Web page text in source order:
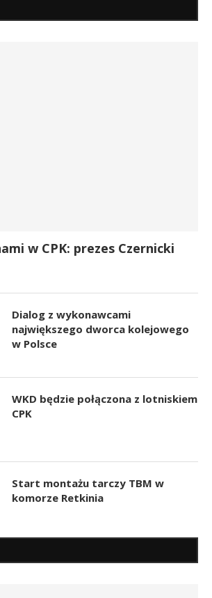
w CPK: prezes Czernicki
Dialog z wykonawcami
największego dworca kolejowego
w Polsce
WKD będzie połączona z lotniskiem
CPK
Start montażu tarczy TBM w
komorze Retkinia